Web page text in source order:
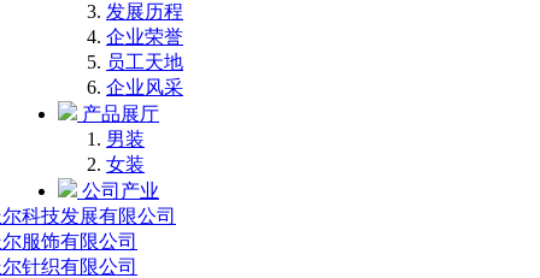
发展历程
企业荣誉
员工天地
企业风采
产品展厅
男装
女装
公司产业
科技发展有限公司
服饰有限公司
针织有限公司